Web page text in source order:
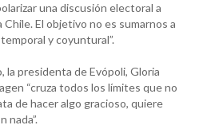
una discusión electoral a
El objetivo no es sumarnos a
y coyuntural”.
la presidenta de Evópoli, Gloria
“cruza todos los límites que no
de hacer algo gracioso, quiere
nada”.